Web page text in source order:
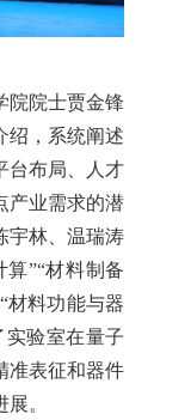
院院士贾金锋
绍，系统阐述
台布局、人才
产业需求的潜
宇林、温瑞涛
”“材料制备
材料功能与器
实验室在量子
准表征和器件
。